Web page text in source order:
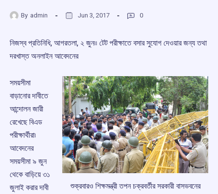
By admin Jun 3, 2017 0
নিজস্ব প্রতিনিধি, আগরতলা, ২ জুন৷৷ টেট পরীক্ষাতে বসার সুযোগ দেওয়ার জন্য তথা
দরখাস্ত অনলাইন আবেদনের
শুক্রবারও শিক্ষমন্ত্রী তপন চক্রবর্তীর সরকারী বাসভবনের
সময়সীমা
বাড়ানোর দাবীতে
আন্দোলন জারী
রেখেছে বিএড
পরীক্ষার্থীরা৷
আবেদনের
সময়সীমা ৯ জুন
থেকে বাড়িয়ে ৩১
জুলাই করার দাবী